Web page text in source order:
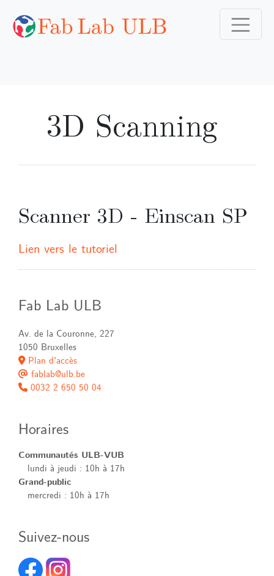
3D Scanning
Scanner 3D - Einscan SP
Lien vers le tutoriel
Fab Lab ULB
Av. de la Couronne, 227
1050 Bruxelles
Plan d'accès
fablab@ulb.be
0032 2 650 50 04
Horaires
Communautés ULB-VUB
lundi à jeudi : 10h à 17h
Grand-public
mercredi : 10h à 17h
Suivez-nous